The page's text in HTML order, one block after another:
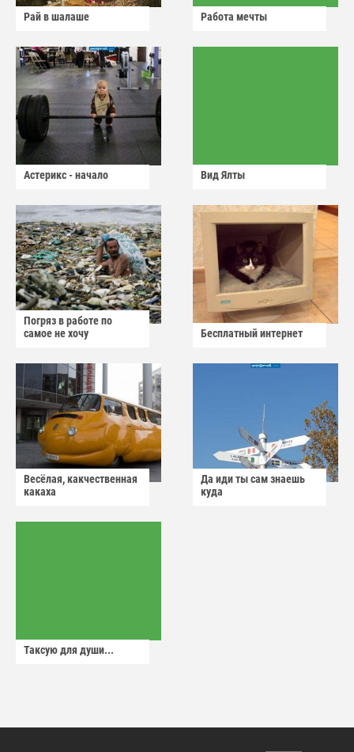
Рай в шалаше Работа мечты
Астерикс - начало Вид Ялты
Погряз в работе по
самое не хочу
Бесплатный интернет
Весёлая, какчественная
какаха
Да иди ты сам знаешь
куда
Таксую для души...